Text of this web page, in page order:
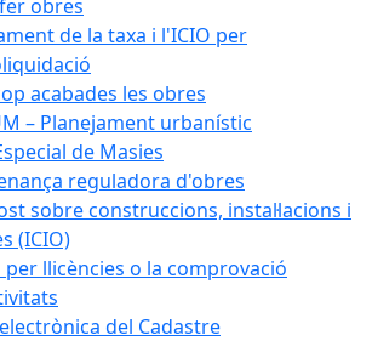
obres
de la taxa i l'ICIO per
acabades les obres
– Planejament urbanístic
de Masies
reguladora d'obres
sobre construccions, instal·lacions i
(ICIO)
per llicències o la comprovació
del Cadastre